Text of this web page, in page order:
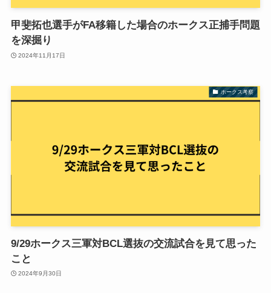
甲斐拓也選手がFA移籍した場合のホークス正捕手問題
を深掘り
2024年11月17日
ホークス考察
9/29ホークス三軍対BCL選抜の交流試合を見て思った
こと
2024年9月30日